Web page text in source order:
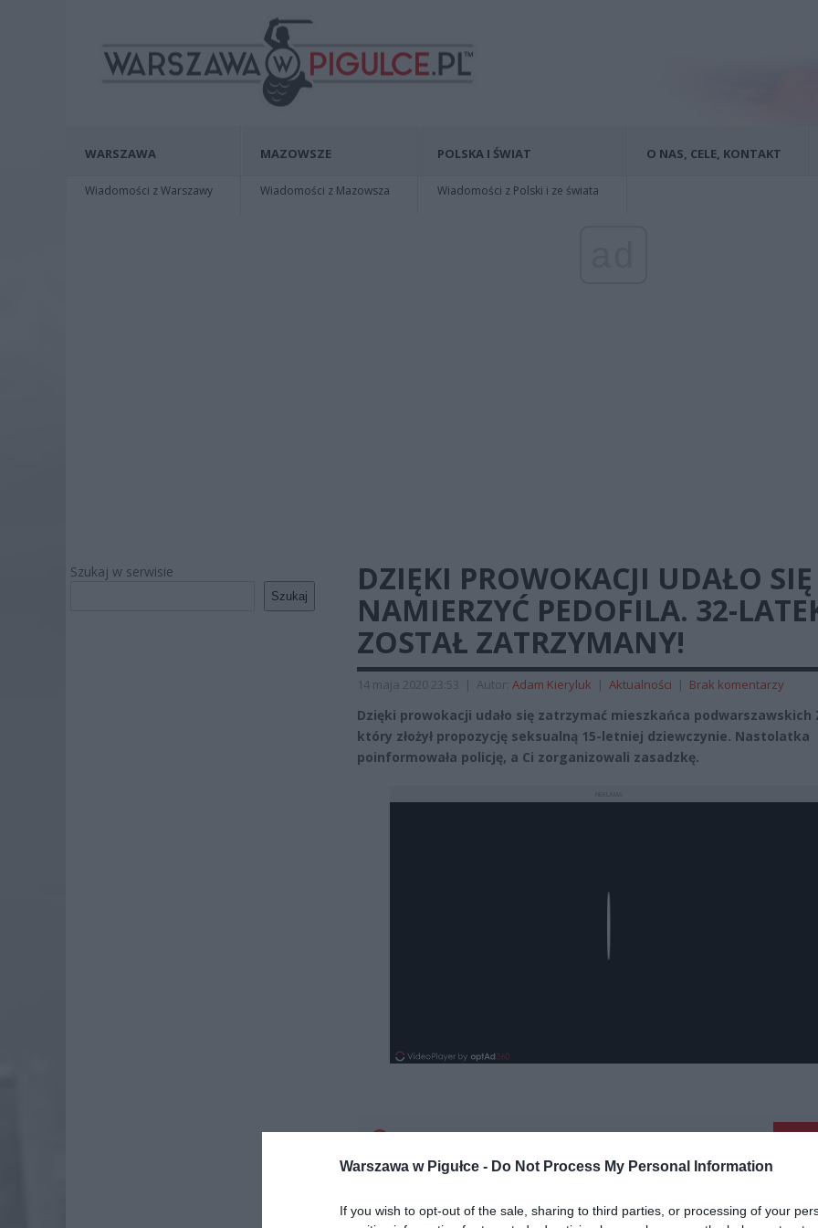
Warszawa w Pigułce - Do Not Process My Personal Information
If you wish to opt-out of the sale, sharing to third parties, or processing of your
WARSZAWA
Wiadomości z Warszawy
MAZOWSZE
Wiadomości z Mazowsza
POLSKA I ŚWIAT
Wiadomości z Polski i ze świata
O NAS, CELE, KONTAKT
Szukaj w serwisie
Szukaj
DZIĘKI PROWOKACJI UDAŁO SIĘ
NAMIERZYĆ PEDOFILA. 32-
ZOSTAŁ ZATRZYMANY!
14 maja 2020 23:53 | Autor: Adam Kieryluk | Aktualności | Brak komentarzy
Dzięki prowokacji udało się zatrzymać mieszkańca podwarszawskich
który złożył propozycję seksualną 15-letniej dziewczynie. Nastolatka
poinformowała policję, a Ci zorganizowali zasadzkę.
Dodaj nas do preferowanych źródeł w Google